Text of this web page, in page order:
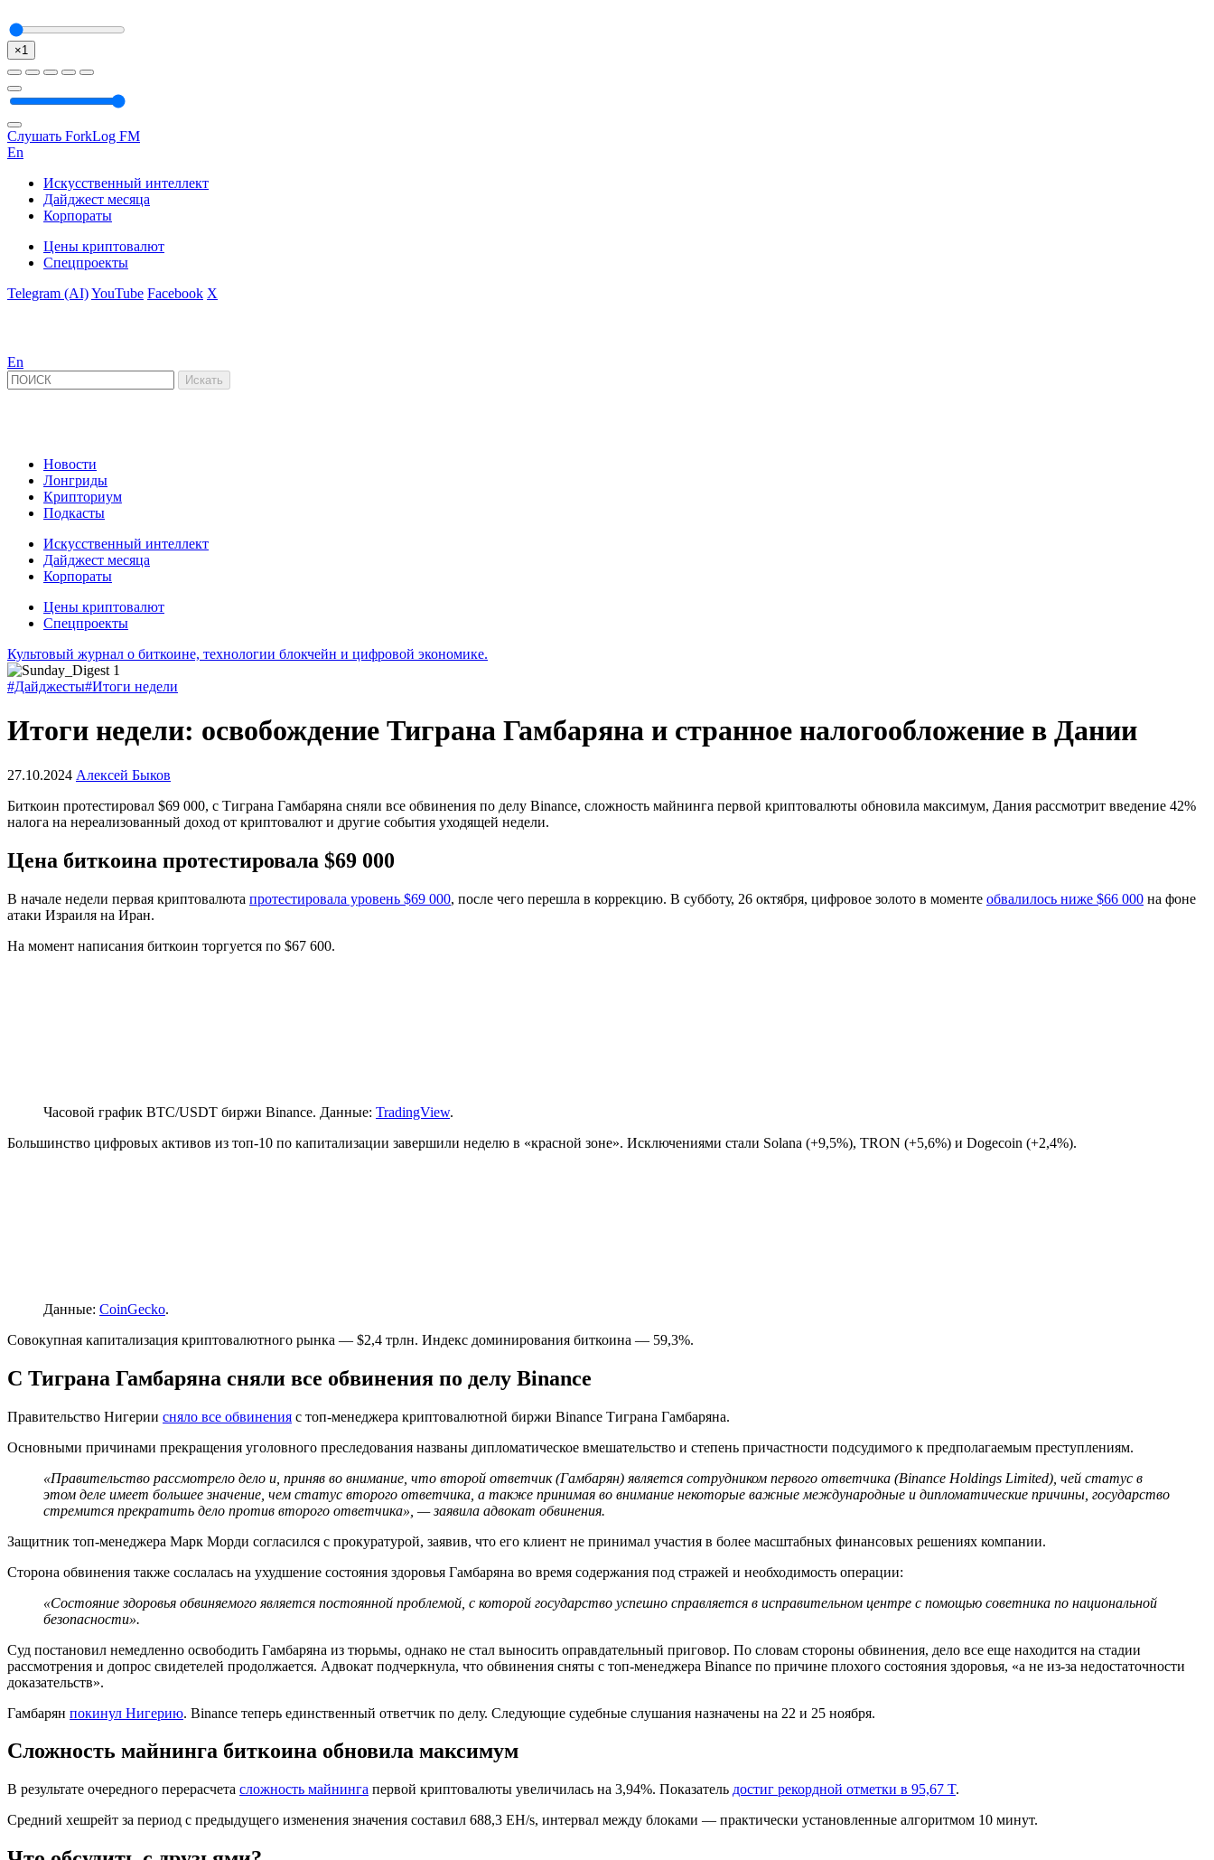
×1
Слушать ForkLog FM
En
Искусственный интеллект
Дайджест месяца
Корпораты
Цены криптовалют
Спецпроекты
Telegram (AI)YouTube Facebook X
En
Новости
Лонгриды
Крипториум
Подкасты
Искусственный интеллект
Дайджест месяца
Корпораты
Цены криптовалют
Спецпроекты
Культовый журнал о биткоине, технологии блокчейн и цифровой экономике.
#Дайджесты#Итоги недели
Итоги недели: освобождение Тиграна Гамбаряна и странное налогообложение в Дании
27.10.2024 Алексей Быков
Биткоин протестировал $69 000, с Тиграна Гамбаряна сняли все обвинения по делу Binance, сложность майнинга первой криптовалюты обновила максимум, Дания рассмотрит введение 42%
налога на нереализованный доход от криптовалют и другие события уходящей недели.
Цена биткоина протестировала $69 000
В начале недели первая криптовалюта протестировала уровень $69 000, после чего перешла в коррекцию. В субботу, 26 октября, цифровое золото в моменте обвалилось ниже $66 000 на фоне
атаки Израиля на Иран.
На момент написания биткоин торгуется по $67 600.
Часовой график BTC/USDT биржи Binance. Данные: TradingView.
Большинство цифровых активов из топ-10 по капитализации завершили неделю в «красной зоне». Исключениями стали Solana (+9,5%), TRON (+5,6%) и Dogecoin (+2,4%).
Данные: CoinGecko.
Совокупная капитализация криптовалютного рынка — $2,4 трлн. Индекс доминирования биткоина — 59,3%.
С Тиграна Гамбаряна сняли все обвинения по делу Binance
Правительство Нигерии сняло все обвинения с топ-менеджера криптовалютной биржи Binance Тиграна Гамбаряна.
Основными причинами прекращения уголовного преследования названы дипломатическое вмешательство и степень причастности подсудимого к предполагаемым преступлениям.
«Правительство рассмотрело дело и, приняв во внимание, что второй ответчик (Гамбарян) является сотрудником первого ответчика (Binance Holdings Limited), чей статус в
этом деле имеет большее значение, чем статус второго ответчика, а также принимая во внимание некоторые важные международные и дипломатические причины, государство
стремится прекратить дело против второго ответчика», — заявила адвокат обвинения.
Защитник топ-менеджера Марк Морди согласился с прокуратурой, заявив, что его клиент не принимал участия в более масштабных финансовых решениях компании.
Сторона обвинения также сослалась на ухудшение состояния здоровья Гамбаряна во время содержания под стражей и необходимость операции:
«Состояние здоровья обвиняемого является постоянной проблемой, с которой государство успешно справляется в исправительном центре с помощью советника по национальной
безопасности».
Суд постановил немедленно освободить Гамбаряна из тюрьмы, однако не стал выносить оправдательный приговор. По словам стороны обвинения, дело все еще находится на стадии
рассмотрения и допрос свидетелей продолжается. Адвокат подчеркнула, что обвинения сняты с топ-менеджера Binance по причине плохого состояния здоровья, «а не из-за недостаточности
доказательств».
Гамбарян покинул Нигерию. Binance теперь единственный ответчик по делу. Следующие судебные слушания назначены на 22 и 25 ноября.
Сложность майнинга биткоина обновила максимум
В результате очередного перерасчета сложность майнинга первой криптовалюты увеличилась на 3,94%. Показатель достиг рекордной отметки в 95,67 T.
Средний хешрейт за период с предыдущего изменения значения составил 688,3 EH/s, интервал между блоками — практически установленные алгоритмом 10 минут.